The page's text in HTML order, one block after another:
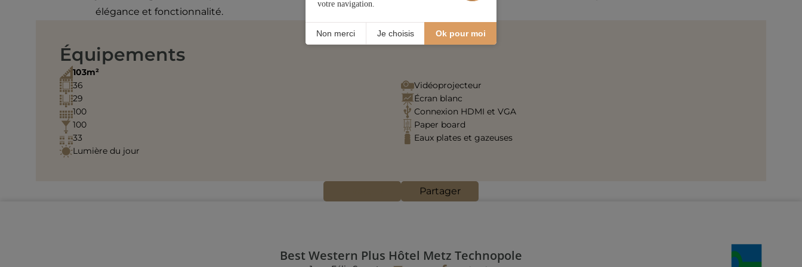
élégance et fonctionnalité.
Équipements
103m²
36
29
100
100
33
Lumière du jour
Vidéoprojecteur
Écran blanc
Connexion HDMI et VGA
Paper board
Eaux plates et gazeuses
Partager
Best Western Plus Hôtel Metz Technopole
votre navigation.
Ok pour moi
Non merci Je choisis